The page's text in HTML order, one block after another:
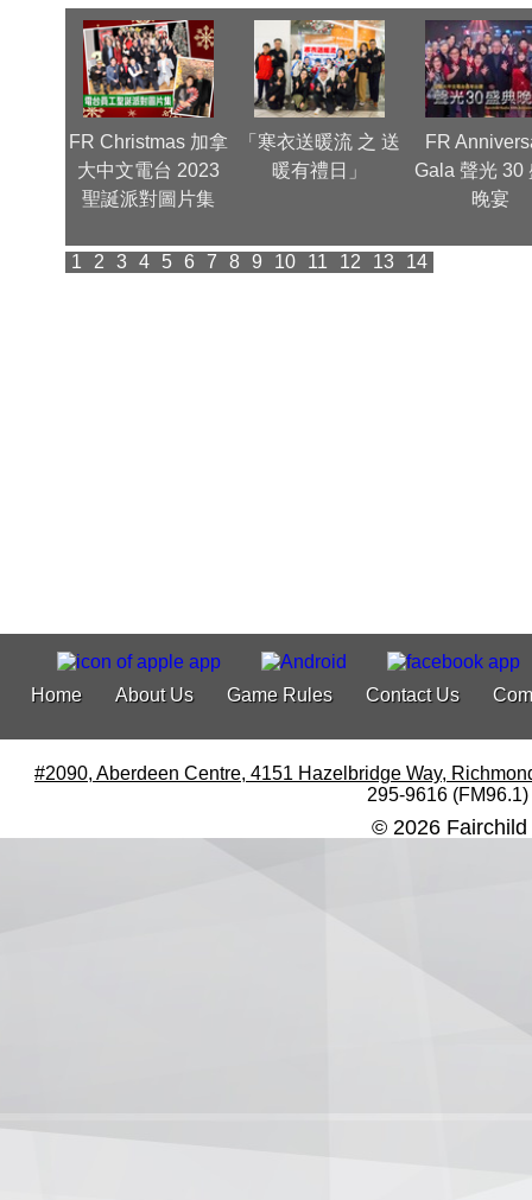
FR Christmas 加拿
大中文電台 2023
聖誕派對圖片集
「寒衣送暖流 之 送
暖有禮日」
FR
Gala 聲光 30
晚宴
1 2 3 4 5 6 7 8 9 10 11 12 13 14
Home About Us Game Rules Contact Us
#2090, Aberdeen Centre, 4151 Hazelbridge Way,
295-9616 (FM96.1)
© 2026 Fairchild